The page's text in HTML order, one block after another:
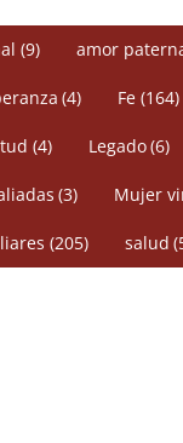
(9) amor
(4) Fe (164)
(4) Legado(6)
(3) Mujer
(205) salud